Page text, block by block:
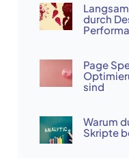
durch
Page
sind
Warum
Skripte